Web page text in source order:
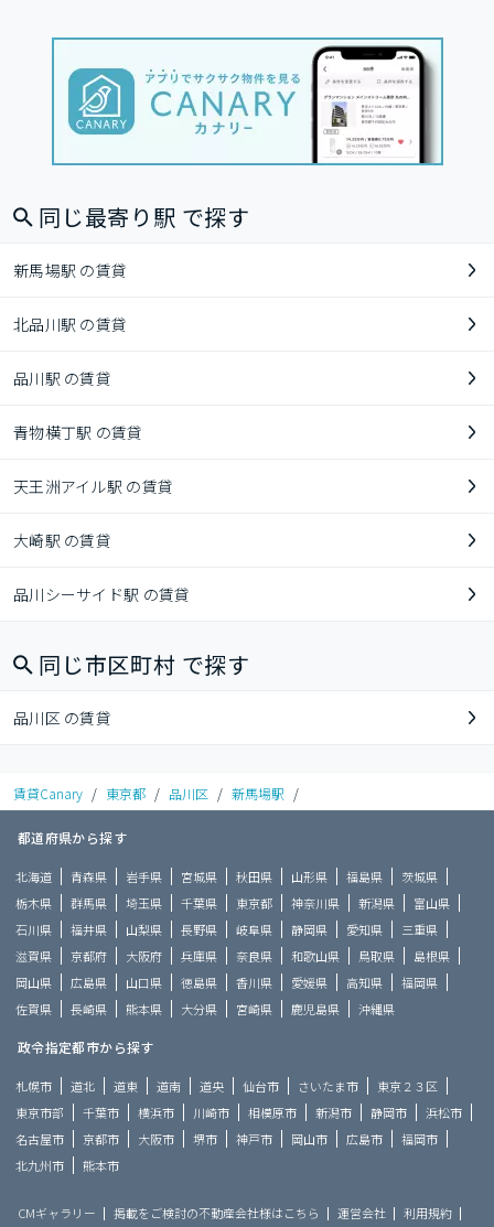
同じ最寄り駅 で探す
新馬場駅 の賃貸
北品川駅 の賃貸
品川駅 の賃貸
青物横丁駅 の賃貸
天王洲アイル駅 の賃貸
大崎駅 の賃貸
品川シーサイド駅 の賃貸
同じ市区町村 で探す
品川区 の賃貸
賃貸Canary / 東京都 / 品川区 / 新馬場駅 /
都道府県から探す
北海道 青森県 岩手県 宮城県 秋田県 山形県 福島県
茨城県
栃木県
群馬県 埼玉県 千葉県 東京都 神奈川県 新潟県
富山県
石川県
福井県 山梨県 長野県 岐阜県 静岡県 愛知県
三重県
滋賀県
京都府 大阪府 兵庫県 奈良県 和歌山県 鳥取県
島根県
岡山県
広島県 山口県 徳島県 香川県 愛媛県 高知県
福岡県
佐賀県
長崎県 熊本県 大分県 宮崎県 鹿児島県 沖縄県
政令指定都市から探す
札幌市 道北 道東 道南 道央 仙台市 さいたま市
東京２３区
東京市部
千葉市 横浜市 川崎市 相模原市 新潟市 静岡市
浜松市
名古屋市
京都市 大阪市 堺市 神戸市 岡山市 広島市
福岡市
北九州市
熊本市
CMギャラリー 掲載をご検討の不動産会社様はこちら 運営会社
利用規約